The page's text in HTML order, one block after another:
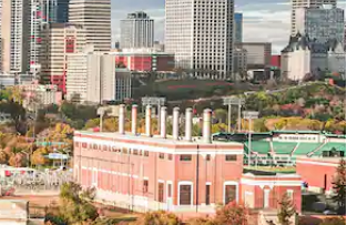
parcourir ou en appuyant et en faisant glisser.